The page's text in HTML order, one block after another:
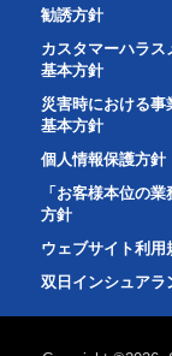
勧誘方針
カスタマーハラス
基本方針
災害時における事
基本方針
個人情報保護方針
「お客様本位の
方針
ウェブサイト利用
双日インシュアラ